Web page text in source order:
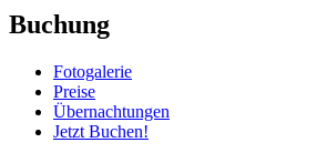
Buchung
Fotogalerie
Preise
Übernachtungen
Jetzt Buchen!